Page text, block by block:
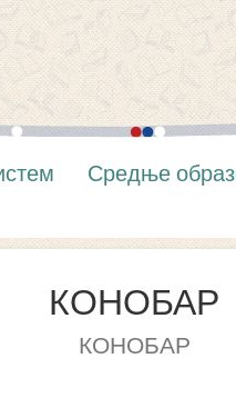
Средње
КОНОБАР
КОНОБАР